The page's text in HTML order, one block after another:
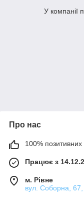
У компанії
Про нас
100% позитивних
Працює з
м. Рівне
вул. Соборна, 67,